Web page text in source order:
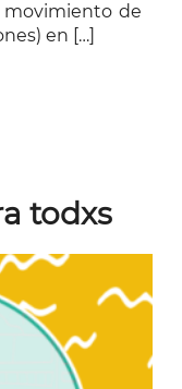
movimiento de
en […]
todxs